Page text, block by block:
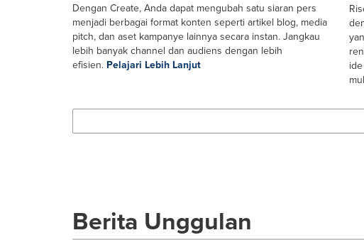
Dengan Create, Anda dapat mengubah satu siaran pers
menjadi berbagai format konten seperti artikel blog, media
pitch, dan aset kampanye lainnya secara instan. Jangkau
lebih banyak channel dan audiens dengan lebih
efisien. Pelajari Lebih Lanjut
Berita Unggulan